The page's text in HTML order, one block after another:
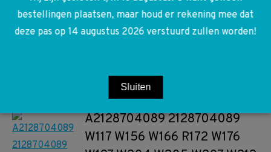
9H44 W176 W117 W156 Asbak
inleg
Toevoegen aan winkelwagen
A2128704089 2128704089
W117 W156 W166 R172 W176
bestellingen plaatsen, maar houd er rekening mee dat
deze pas op 14 augustus 2026 verstuurd zullen worden!
Sluiten